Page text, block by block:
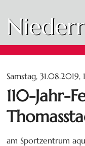
Samstag,
110-Jahr-
am Sportzentrum